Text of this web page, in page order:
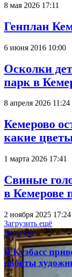
8 мая 2026 17:11
Генплан
6 июня 2016 10:00
Осколки
парк в
8 апреля 2026 11:24
Кемерово
какие
1 марта 2026 17:41
Свиные
в Кемерове
2 ноября 2025 17:24
Загрузить ещё
Культура
В Кузбасс
работы